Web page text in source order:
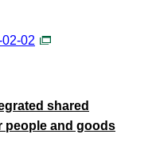
02
shared
people and goods